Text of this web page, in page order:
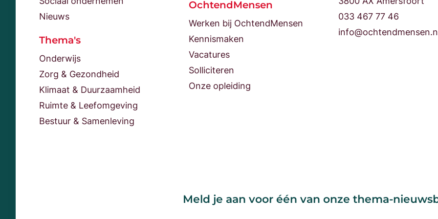
Nieuws
Thema's
Onderwijs
Zorg & Gezondheid
Klimaat & Duurzaamheid
Ruimte & Leefomgeving
Bestuur & Samenleving
OchtendMensen
Werken bij OchtendMensen
Kennismaken
Vacatures
Solliciteren
Onze opleiding
033 467 77 46
Meld je aan voor één van onze thema-